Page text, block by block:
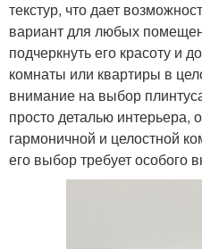
текстур, что дает
вариант для любых
подчеркнуть его красоту и
комнаты или квартиры в
внимание на выбор
просто деталью интерьера,
гармоничной и целостной
его выбор требует особого